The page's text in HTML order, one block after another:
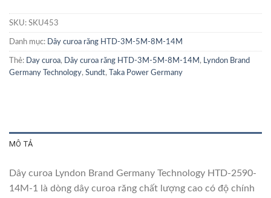
SKU: SKU453
Danh mục: Dây curoa răng HTD-3M-5M-8M-14M
Thẻ: Day curoa, Dây curoa răng HTD-3M-5M-8M-14M ,
Lyndon Brand
Germany Technology, Sundt, Taka Power Germany
MÔ TẢ
Dây curoa Lyndon Brand Germany Technology HTD-2590-
14M-1 là dòng dây curoa răng chất lượng cao có độ chính